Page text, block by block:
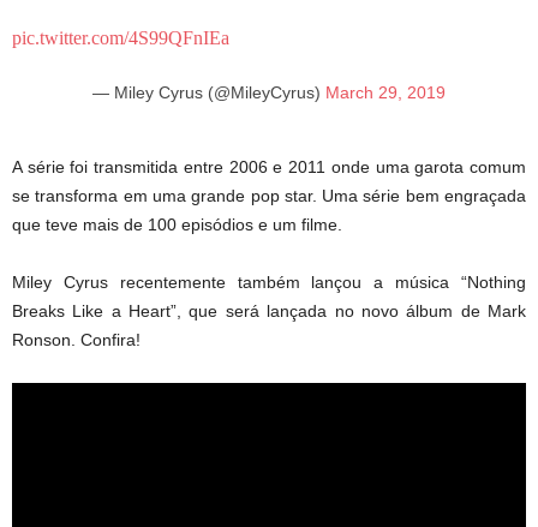
pic.twitter.com/4S99QFnIEa
— Miley Cyrus (@MileyCyrus) March 29, 2019
A série foi transmitida entre 2006 e 2011 onde uma garota comum
se transforma em uma grande pop star. Uma série bem engraçada
que teve mais de 100 episódios e um filme.
Miley Cyrus recentemente também lançou a música “Nothing
Breaks Like a Heart”, que será lançada no novo álbum de Mark
Ronson. Confira!